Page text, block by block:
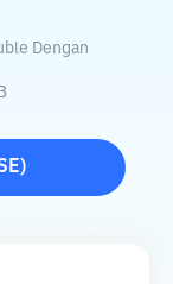
Dengan
)